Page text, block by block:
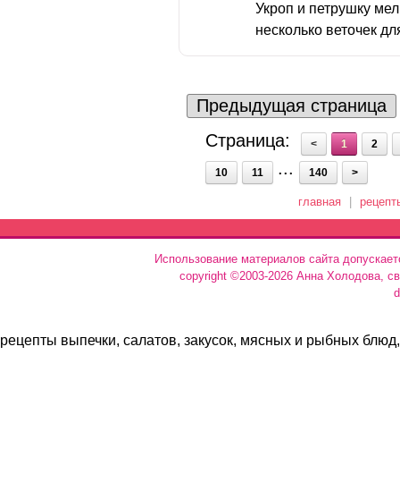
Укроп и петрушку
несколько веточек
Предыдущая страница
Страница:
< 1 2
10 11 ... 140 >
главная
Использование материалов сайта
copyright ©2003-2026 Анна Холодова,
рецепты выпечки, салатов, закусок, мясных и рыбных